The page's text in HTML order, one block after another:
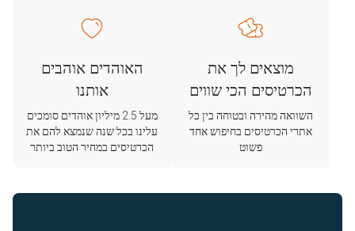
מוצאים לך את
הכרטיסים הכי שווים
השוואה מהירה ובטוחה בין כל
אתרי הכרטיסים בחיפוש אחד
פשוט
האוהדים אוהבים
אותנו
מעל 2.5 מיליון אוהדים סומכים
עלינו בכל שנה שנמצא להם את
הכרטיסים במחיר הטוב ביותר